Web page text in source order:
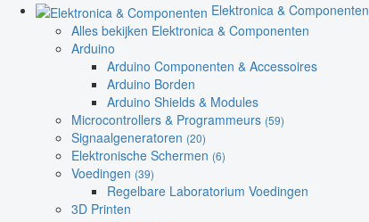
Elektronica & Componenten
Alles bekijken Elektronica & Componenten
Arduino
Arduino Componenten & Accessoires
Arduino Borden
Arduino Shields & Modules
Microcontrollers & Programmeurs (59)
Signaalgeneratoren (20)
Elektronische Schermen (6)
Voedingen (39)
Regelbare Laboratorium Voedingen
3D Printen